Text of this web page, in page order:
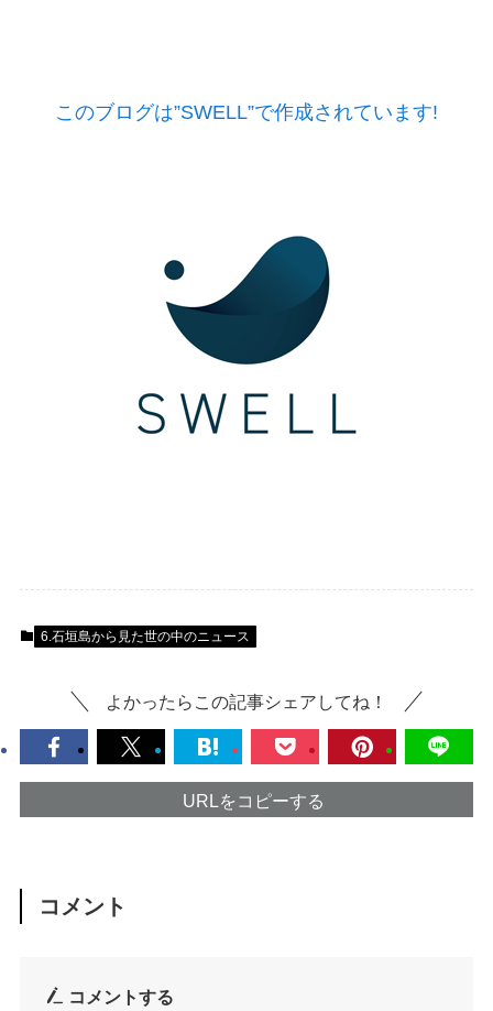
このブログは”SWELL”で作成されています!
6.石垣島から見た世の中のニュース
よかったらこの記事シェアしてね！
URLをコピーする
コメント
コメントする